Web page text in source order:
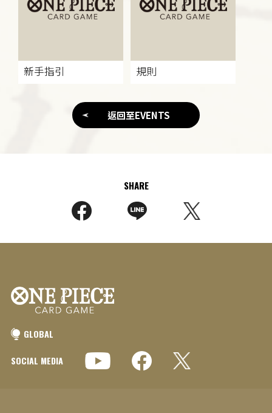
新手指引 規則
返回至EVENTS
SHARE
GLOBAL
SOCIAL MEDIA